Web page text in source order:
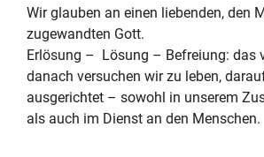
Wir glauben an einen liebenden, den
zugewandten Gott.
Erlösung – Lösung – Befreiung: das
danach versuchen wir zu leben,
ausgerichtet – sowohl in unserem
als auch im Dienst an den Menschen.